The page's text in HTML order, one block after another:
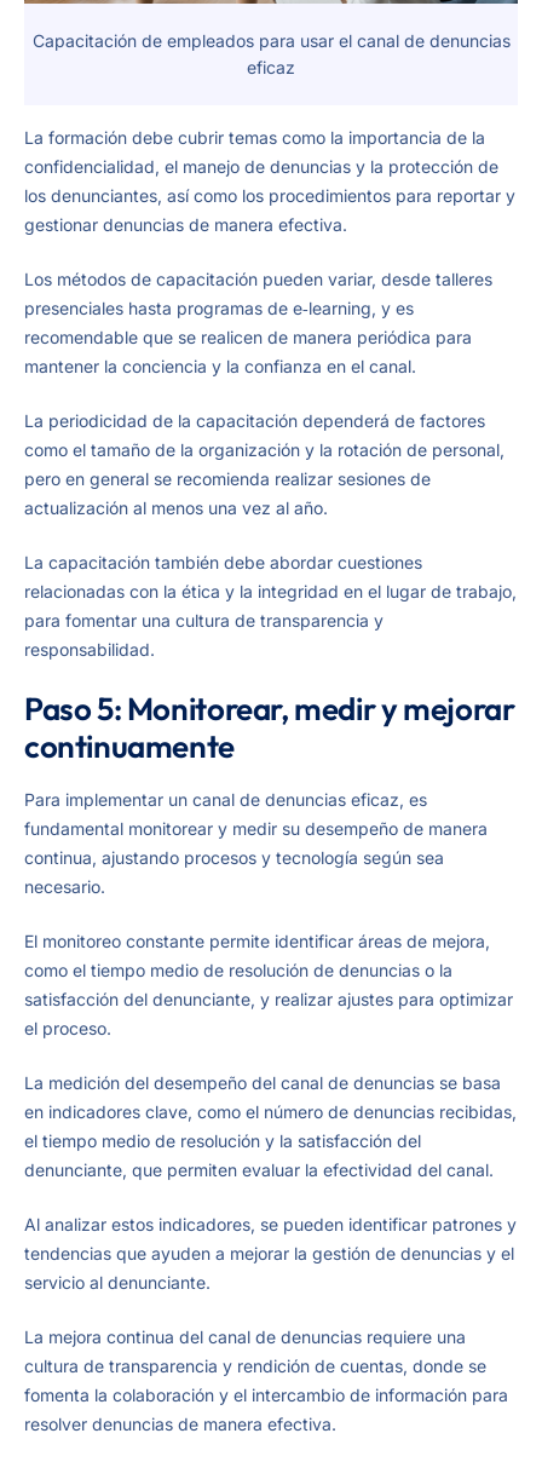
Capacitación de empleados para usar el canal de denuncias
eficaz
La formación debe cubrir temas como la importancia de la
confidencialidad, el manejo de denuncias y la protección de
los denunciantes, así como los procedimientos para reportar y
gestionar denuncias de manera efectiva.
Los métodos de capacitación pueden variar, desde talleres
presenciales hasta programas de e‑learning, y es
recomendable que se realicen de manera periódica para
mantener la conciencia y la confianza en el canal.
La periodicidad de la capacitación dependerá de factores
como el tamaño de la organización y la rotación de personal,
pero en general se recomienda realizar sesiones de
actualización al menos una vez al año.
La capacitación también debe abordar cuestiones
relacionadas con la ética y la integridad en el lugar de trabajo,
para fomentar una cultura de transparencia y
responsabilidad.
Paso 5: Monitorear, medir y mejorar
continuamente
Para implementar un canal de denuncias eficaz, es
fundamental monitorear y medir su desempeño de manera
continua, ajustando procesos y tecnología según sea
necesario.
El monitoreo constante permite identificar áreas de mejora,
como el tiempo medio de resolución de denuncias o la
satisfacción del denunciante, y realizar ajustes para optimizar
el proceso.
La medición del desempeño del canal de denuncias se basa
en indicadores clave, como el número de denuncias recibidas,
el tiempo medio de resolución y la satisfacción del
denunciante, que permiten evaluar la efectividad del canal.
Al analizar estos indicadores, se pueden identificar patrones y
tendencias que ayuden a mejorar la gestión de denuncias y el
servicio al denunciante.
La mejora continua del canal de denuncias requiere una
cultura de transparencia y rendición de cuentas, donde se
fomenta la colaboración y el intercambio de información para
resolver denuncias de manera efectiva.